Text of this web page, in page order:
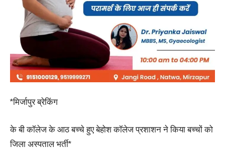
*मिर्जापुर ब्रेकिंग
के बी कॉलेज के आठ बच्चे हुए बेहोश कॉलेज प्रशाशन ने किया बच्चों को
जिला अस्पताल भर्ती*